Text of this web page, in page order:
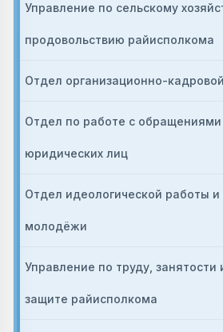
Управление по сельскому
продовольствию райисполкома
Отдел организационно-
Отдел по работе с
юридических лиц
Отдел идеологической работы
молодёжи
Управление по труду, занятости
защите райисполкома